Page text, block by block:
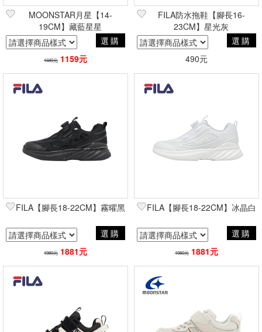
MOONSTAR月星【14-
19CM】藏藍星星
選購
1680元 1159元
FILA防水拖鞋【腳長16-
23CM】星光灰
選購
490元
FILA【腳長18-22CM】霧曜黑
選購
1980元 1881元
FILA【腳長18-22CM】冰晶白
選購
1980元 1881元